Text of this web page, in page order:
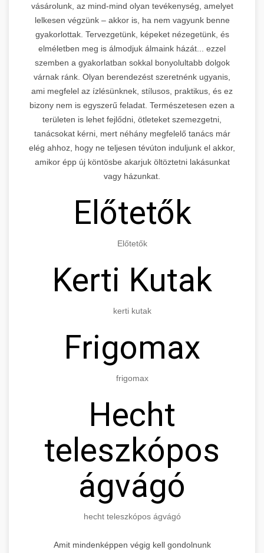
vásárolunk, az mind-mind olyan tevékenység, amelyet
lelkesen végzünk – akkor is, ha nem vagyunk benne
gyakorlottak. Tervezgetünk, képeket nézegetünk, és
elméletben meg is álmodjuk álmaink házát... ezzel
szemben a gyakorlatban sokkal bonyolultabb dolgok
várnak ránk. Olyan berendezést szeretnénk ugyanis,
ami megfelel az ízlésünknek, stílusos, praktikus, és ez
bizony nem is egyszerű feladat. Természetesen ezen a
területen is lehet fejlődni, ötleteket szemezgetni,
tanácsokat kérni, mert néhány megfelelő tanács már
elég ahhoz, hogy ne teljesen tévúton induljunk el akkor,
amikor épp új köntösbe akarjuk öltöztetni lakásunkat
vagy házunkat.
Előtetők
Előtetők
Kerti Kutak
kerti kutak
Frigomax
frigomax
Hecht
teleszkópos
ágvágó
hecht teleszkópos ágvágó
Amit mindenképpen végig kell gondolnunk